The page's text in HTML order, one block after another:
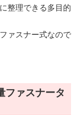
整理できる多目的
ァスナー式なので
ファスナータ